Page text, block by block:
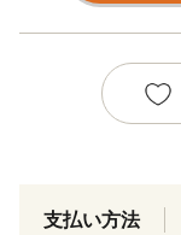
支払い方法